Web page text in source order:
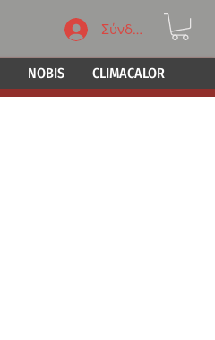
Σύνδεση
NOBIS CLIMACALOR